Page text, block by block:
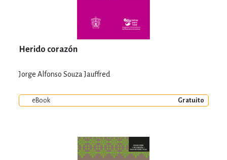
Herido corazón
Jorge Alfonso Souza Jauffred
eBook Gratuito